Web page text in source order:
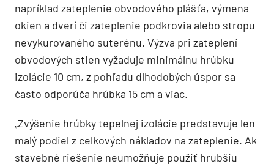
napríklad zateplenie obvodového plášťa, výmena
okien a dverí či zateplenie podkrovia alebo stropu
nevykurovaného suterénu. Výzva pri zateplení
obvodových stien vyžaduje minimálnu hrúbku
izolácie 10 cm, z pohľadu dlhodobých úspor sa
často odporúča hrúbka 15 cm a viac.
„Zvýšenie hrúbky tepelnej izolácie predstavuje len
malý podiel z celkových nákladov na zateplenie. Ak
stavebné riešenie neumožňuje použiť hrubšiu